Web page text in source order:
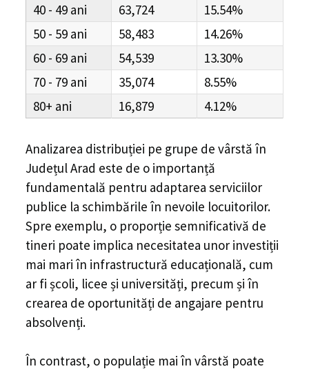
40 - 49
63,724
15.54%
50 - 59
58,483
14.26%
60 - 69
54,539
13.30%
70 - 79
35,074
8.55%
80+
16,879 4.12%
Analizarea distribuției pe grupe de vârstă în
Județul Arad este de o importanță
fundamentală pentru adaptarea serviciilor
publice la schimbările în nevoile locuitorilor.
Spre exemplu, o proporție semnificativă de
tineri poate implica necesitatea unor investiții
mai mari în infrastructură educațională, cum
ar fi școli, licee și universități, precum și în
crearea de oportunități de angajare pentru
absolvenți.
În contrast, o populație mai în vârstă poate